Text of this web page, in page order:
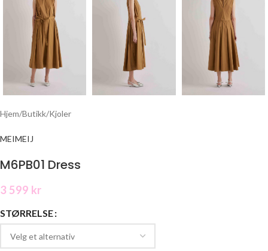
Hjem/Butikk/Kjoler
MEIMEIJ
M6PB01 Dress
3 599 kr
STØRRELSE